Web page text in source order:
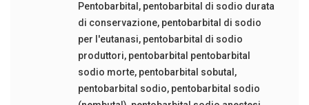
Pentobarbital , pentobarbital di sodio durata
di conservazione, pentobarbital di sodio
per l'eutanasi, pentobarbital di sodio
produttori, pentobarbital pentobarbital
sodio morte, pentobarbital sobutal ,
pentobarbital sodio, pentobarbital sodio